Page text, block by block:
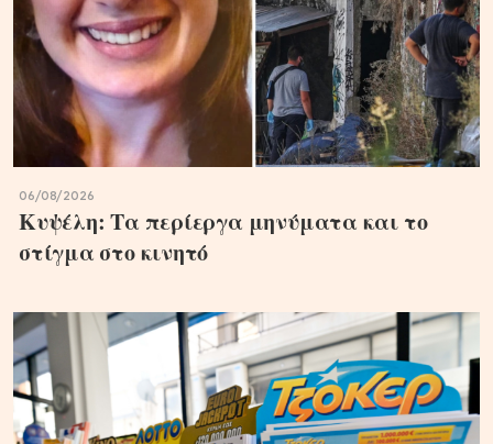
06/08/2026
Κυψέλη: Τα περίεργα μηνύματα και το
στίγμα στο κινητό